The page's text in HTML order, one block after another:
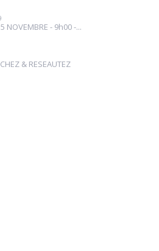
NOVEMBRE - 9h00 -...
& RESEAUTEZ